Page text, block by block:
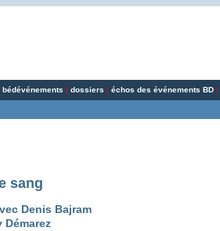
bédévénements | dossiers | échos des événements BD |
sang
Denis Bajram
Démarez